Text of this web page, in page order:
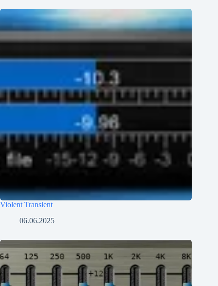
Violent Transient
06.06.2025